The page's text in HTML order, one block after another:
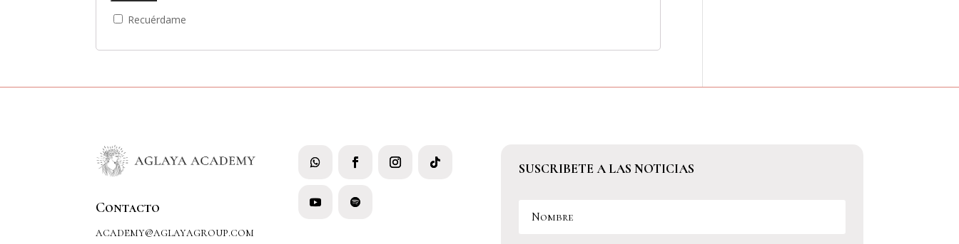
Recuérdame
Contacto
academy@aglayagroup.com
SUSCRIBETE A LAS NOTICIAS